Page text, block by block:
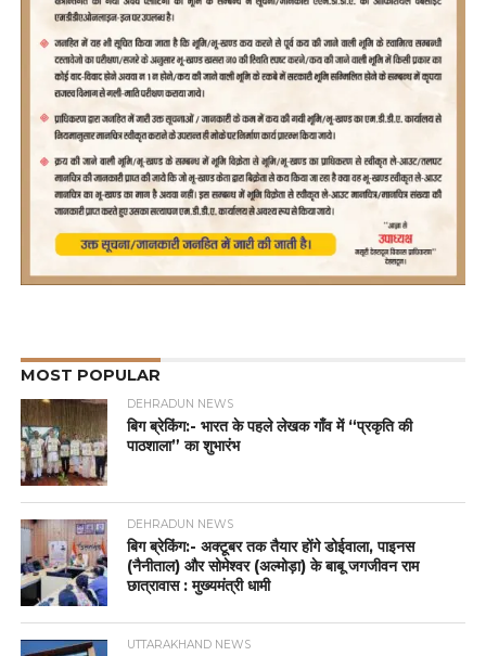
MOST POPULAR
DEHRADUN NEWS
बिग ब्रेकिंग:- भारत के पहले लेखक गाँव में “प्रकृति की
पाठशाला” का शुभारंभ
DEHRADUN NEWS
बिग ब्रेकिंग:- अक्टूबर तक तैयार होंगे डोईवाला, पाइनस
(नैनीताल) और सोमेश्वर (अल्मोड़ा) के बाबू जगजीवन राम
छात्रावास : मुख्यमंत्री धामी
UTTARAKHAND NEWS